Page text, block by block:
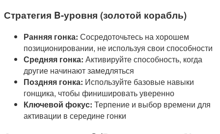
Стратегия B-уровня (золотой корабль)
Ранняя гонка: Сосредоточьтесь на хорошем
позиционировании, не используя свои способности
Средняя гонка: Активируйте способность, когда
другие начинают замедляться
Поздняя гонка: Используйте базовые навыки
гонщика, чтобы финишировать уверенно
Ключевой фокус: Терпение и выбор времени для
активации в середине гонки